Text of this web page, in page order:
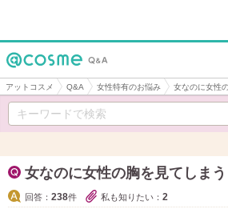
アットコスメ Q&A 女性特有のお悩み 女なのに女性
女なのに女性の胸を見てしまう
回答： 238件 私も知りたい： 2